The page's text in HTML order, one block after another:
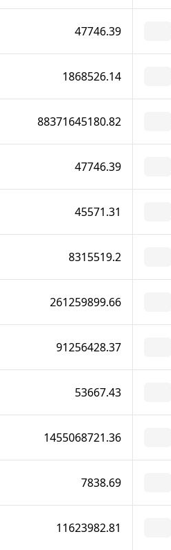
47746.39
1868526.14
88371645180.82
47746.39
45571.31
8315519.2
261259899.66
91256428.37
53667.43
1455068721.36
7838.69
11623982.81